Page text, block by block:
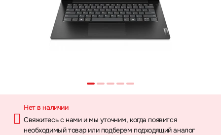
Нет в наличии
Свяжитесь с нами и мы уточним, когда появится
необходимый товар или подберем подходящий аналог